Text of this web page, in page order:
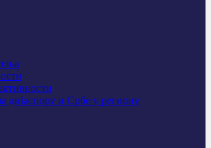
дијаспору и Србе у региону